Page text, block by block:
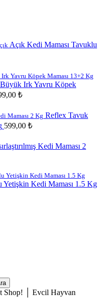
Açık Kedi Maması Tavuklu
Yavru Köpek Maması 13+2 Kg
Irk Yavru Köpek
₺
Maması 2 Kg Reflex Tavuk
599,00 ₺
Kedi Maması 2
Yetişkin Kedi Maması 1.5 Kg
Yetişkin Kedi Maması 1.5 Kg
Shop! │ Evcil Hayvan